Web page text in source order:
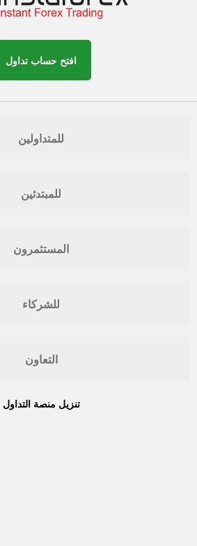
افتح حساب تداول
للمتداولين
للمبتدئين
المستثمرون
للشركاء
التعاون
تنزيل منصة التداول